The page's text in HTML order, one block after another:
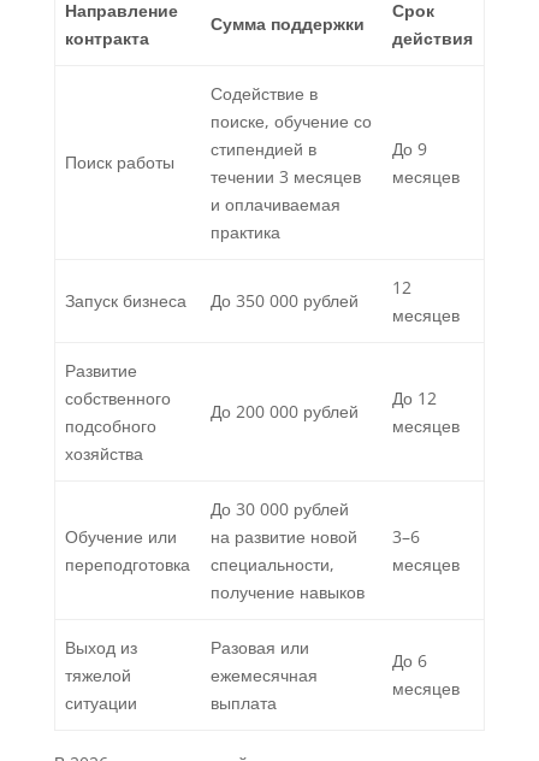
Направление
контракта
Сумма поддержки
Срок
действия
Поиск работы
Содействие в
поиске, обучение со
стипендией в
течении 3 месяцев
и оплачиваемая
практика
До 9
месяцев
Запуск бизнеса До 350 000 рублей
12
месяцев
Развитие
собственного
подсобного
хозяйства
До 200 000 рублей
До 12
месяцев
Обучение или
переподготовка
До 30 000 рублей
на развитие новой
специальности,
получение навыков
3–6
месяцев
Выход из
тяжелой
ситуации
Разовая или
ежемесячная
выплата
До 6
месяцев